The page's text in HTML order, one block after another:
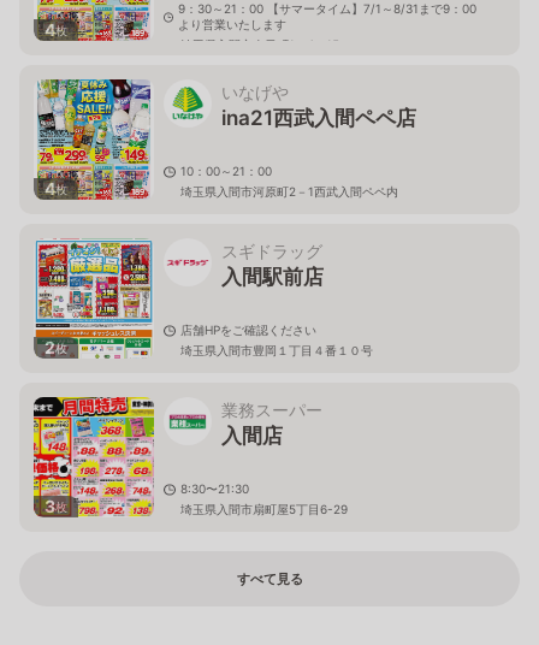
4枚
9：30～21：00 【サマータイム】7/1～8/31まで9：00
より営業いたします
埼玉県入間市春日町1－4－15
4枚
いなげや
ina21西武入間ペペ店
10：00～21：00
埼玉県入間市河原町2－1西武入間ペペ内
2枚
スギドラッグ
入間駅前店
店舗HPをご確認ください
埼玉県入間市豊岡１丁目４番１０号
3枚
業務スーパー
入間店
8:30〜21:30
埼玉県入間市扇町屋5丁目6-29
すべて見る